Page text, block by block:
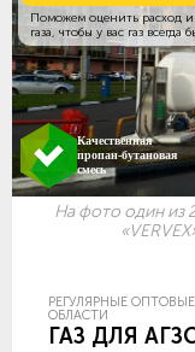
Поможем оценить расход и
газа, чтобы у вас газ всегда
Качественная
пропан-бутановая
смесь
На фото один из
РЕГУЛЯРНЫЕ
ОБЛАСТИ
ГАЗ ДЛЯ